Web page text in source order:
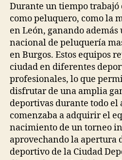
Durante un tiempo
como peluquero, como la
en León, ganando
nacional de peluquería
en Burgos. Estos equipos
ciudad en diferentes
profesionales, lo que
disfrutar de una amplia
deportivas durante todo el
comenzaba a adquirir el
nacimiento de un torneo
aprovechando la apertura
deportivo de la Ciudad